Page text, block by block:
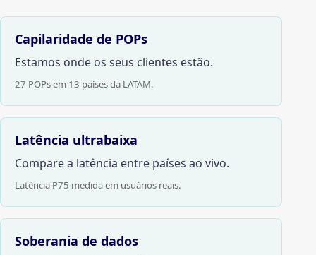
Capilaridade de POPs
Estamos onde os seus clientes estão.
27 POPs em 13 países da LATAM.
Latência ultrabaixa
Compare a latência entre países ao vivo.
Latência P75 medida em usuários reais.
Soberania de dados